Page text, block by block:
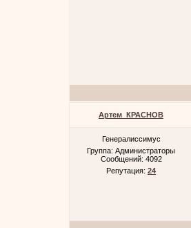
Артем_КРАСНОВ
Генералиссимус
Группа: Администраторы
Сообщений: 4092
Репутация: 24